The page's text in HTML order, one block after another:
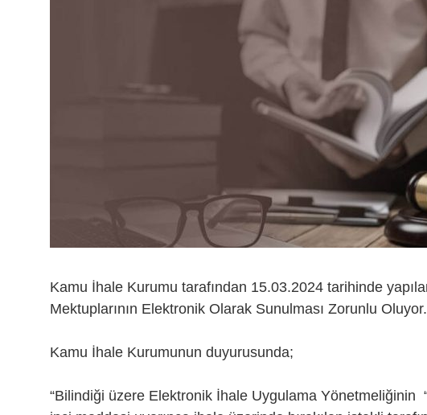
Kamu İhale Kurumu tarafından 15.03.2024 tarihinde
Mektuplarının Elektronik Olarak Sunulması Zorunlu Oluyor.
Kamu İhale Kurumunun duyurusunda;
“Bilindiği üzere Elektronik İhale Uygulama Yönetmeliğinin